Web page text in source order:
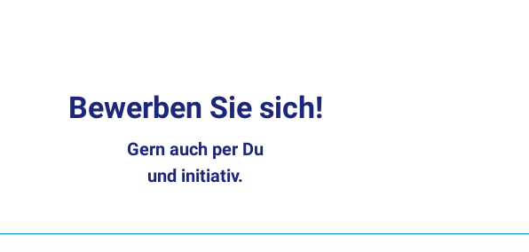
Bewerben Sie sich!
Gern auch per Du
und initiativ.